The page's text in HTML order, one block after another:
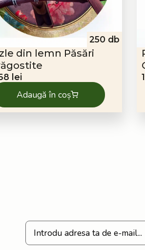
250 db
din lemn Păsări
lei
Adaugă în coș